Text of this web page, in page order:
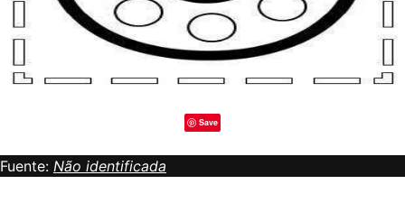
Save
Fuente: Não identificada